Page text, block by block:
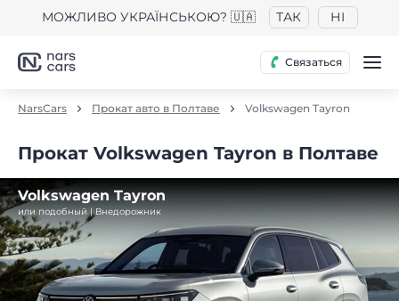
МОЖЛИВО УКРАЇНСЬКОЮ? 🇺🇦 ТАК НІ
Связаться
NarsCars Прокат авто в Полтаве Volkswagen Tayron
Прокат Volkswagen Tayron в Полтаве
Volkswagen Tayron
или подобный | Внедорожник